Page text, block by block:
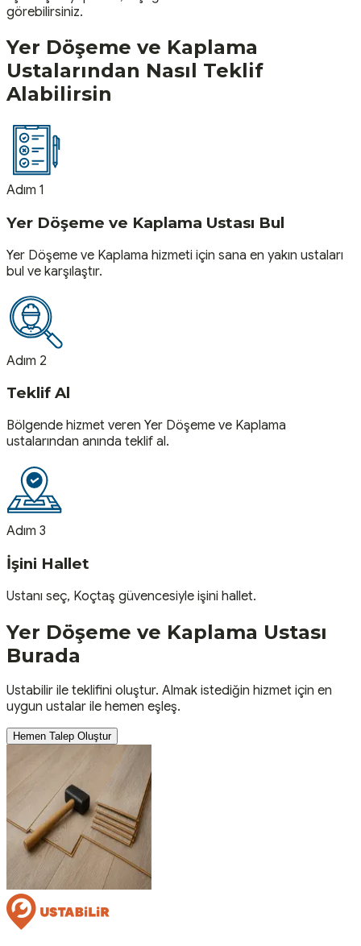
görebilirsiniz.
Yer Döşeme ve Kaplama
Ustalarından Nasıl Teklif
Alabilirsin
Adım 1
Yer Döşeme ve Kaplama Ustası Bul
Yer Döşeme ve Kaplama hizmeti için sana en yakın ustaları
bul ve karşılaştır.
Adım 2
Teklif Al
Bölgende hizmet veren Yer Döşeme ve Kaplama
ustalarından anında teklif al.
Adım 3
İşini Hallet
Ustanı seç, Koçtaş güvencesiyle işini hallet.
Yer Döşeme ve Kaplama Ustası
Burada
Ustabilir ile teklifini oluştur. Almak istediğin hizmet için en
uygun ustalar ile hemen eşleş.
Hemen Talep Oluştur